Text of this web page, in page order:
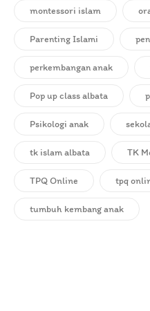
montessori islam
Parenting Islami
perkembangan anak
Pop up class albata
Psikologi anak
tk islam albata TK
TPQ Online tpq
tumbuh kembang anak